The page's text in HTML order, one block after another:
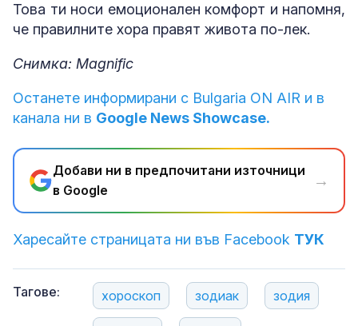
Това ти носи емоционален комфорт и напомня,
че правилните хора правят живота по-лек.
Снимка: Magnific
Останете информирани с Bulgaria ON AIR и в
канала ни в Google News Showcase.
Добави ни в предпочитани източници
в Google
→
Харесайте страницата ни във Facebook ТУК
Тагове: хороскоп зодиак зодия